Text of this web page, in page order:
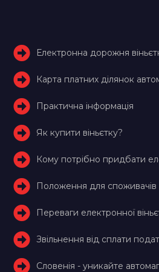
Електронна дорожня
Карта платних ділянок
Практична інформація
Як купити віньєтку?
Кому потрібно придбати
Положення для споживачів
Переваги електронної
Звільнення від сплати
Словенія - уникайте